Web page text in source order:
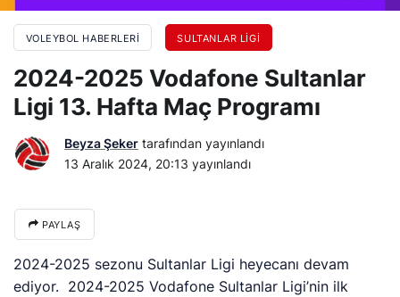
VOLEYBOL HABERLERI SULTANLAR LIGI
2024-2025 Vodafone Sultanlar
Ligi 13. Hafta Maç Programı
Beyza Şeker tarafından yayınlandı
13 Aralık 2024, 20:13 yayınlandı
PAYLAŞ
2024-2025 sezonu Sultanlar Ligi heyecanı devam
ediyor. 2024-2025 Vodafone Sultanlar Ligi’nin ilk